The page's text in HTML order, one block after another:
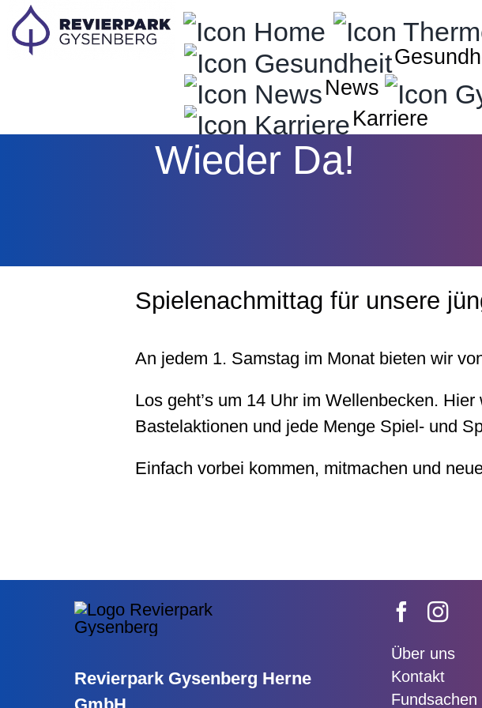
Zum
Inhalt
News
Karriere
Wieder Da!
Spielenachmittag für unsere
An jedem 1. Samstag im Monat bieten wir
Los geht’s um 14 Uhr im Wellenbecken.
Bastelaktionen und jede Menge Spiel- und
Einfach vorbei kommen, mitmachen und
Revierpark Gysenberg Herne
Über uns
Kontakt
Fundsachen